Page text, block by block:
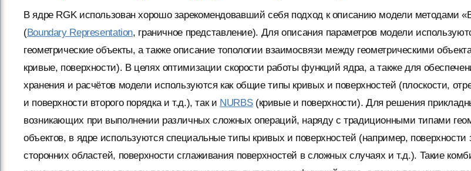
В ядре RGK использован хорошо зарекомендовавший себя подход к описанию модели методами
(Boundary Representation, граничное представление). Для описания параметров модели
геометрические объекты, а также описание топологии взаимосвязи между геометрическими
кривые, поверхности). В целях оптимизации скорости работы функций ядра, а также для
хранения и расчётов модели используются как общие типы кривых и поверхностей (плоскости,
и поверхности второго порядка и т.д.), так и NURBS(кривые и поверхности). Для решения
возникающих при выполнении различных сложных операций, наряду с традиционными типами
объектов, в ядре используются специальные типы кривых и поверхностей (например, поверхности
сторонних областей, поверхности сглаживания поверхностей в сложных случаях и т.д.). Такие